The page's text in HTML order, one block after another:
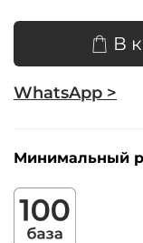
В
WhatsApp >
Минимальный